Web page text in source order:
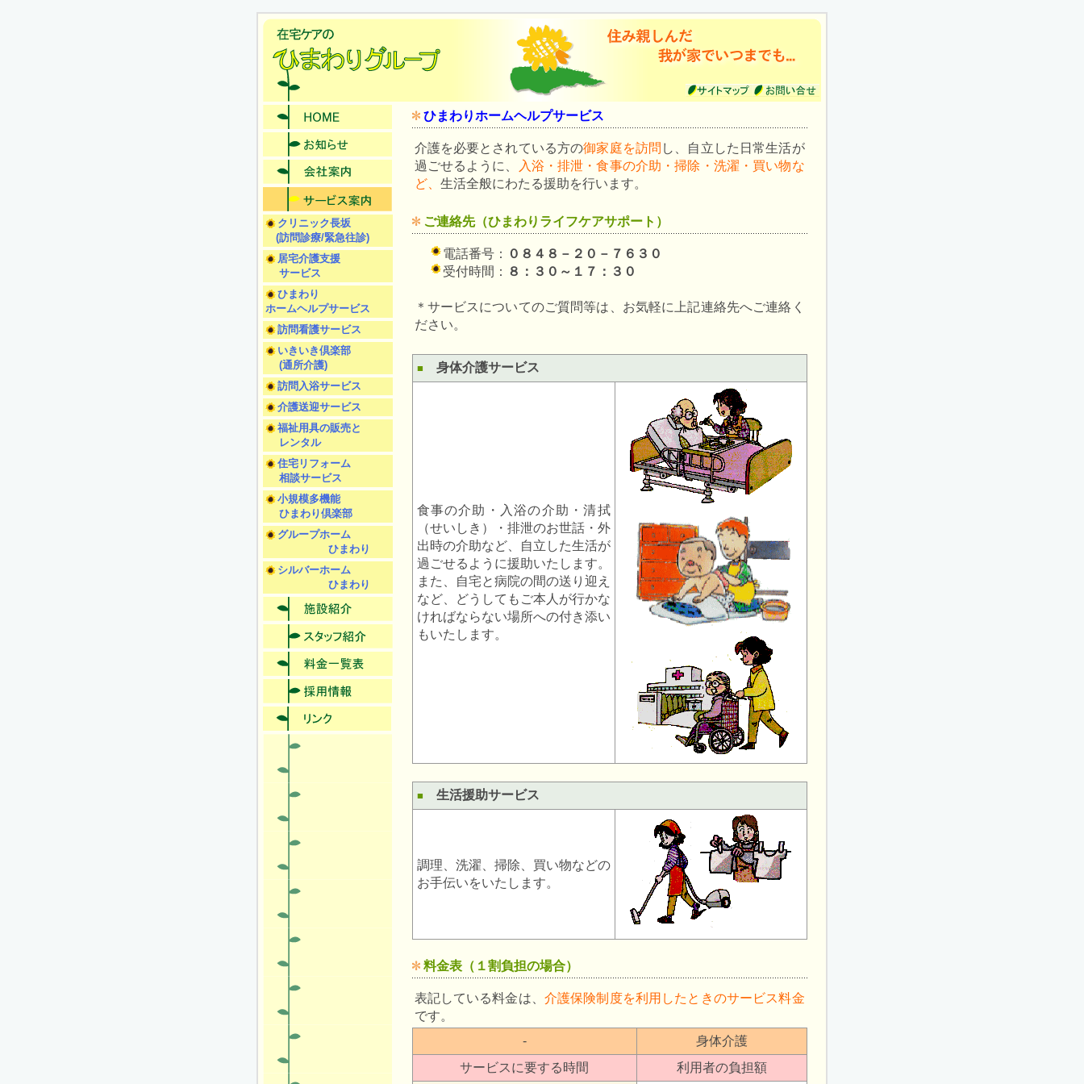
ひまわりホームヘルプサービス
介護を必要とされている方の御家庭を訪問 し、自立した日常生活が
過ごせるように、
入浴・排泄・食事の介助・掃除・洗濯・買い物な
ど、 生活全般にわたる援助を行います。
ご連絡先（ひまわりライフケアサポート）
電話番号：
０８４８－２０－７６３０
受付時間： ８：３０～１７：３０
＊サービスについてのご質問等は、お気軽に上記連絡先へご連絡く
ださい。
■ 身体介護サービス
食事の介助・入浴の介助・清拭
（せいしき）・排泄のお世話・外
出時の介助など、自立した生活が
過ごせるように援助いたします。
また、自宅と病院の間の送り迎え
など、どうしてもご本人が行かな
ければならない場所への付き添い
もいたします。
■ 生活援助サービス
調理、洗濯、掃除、買い物などの
お手伝いをいたします。
料金表（１割負担の場合）
表記している料金は、 介護保険制度を利用したときのサービス料金
です。
-
身体介護
サービスに要する時間
利用者の負担額
クリニック長坂
(訪問診療/緊急往診)
居宅介護支援
サービス
ひまわり
ホームヘルプサービス
訪問看護サービス
いきいき倶楽部
(通所介護)
訪問入浴サービス
介護送迎サービス
福祉用具の販売と
レンタル
住宅リフォーム
相談サービス
小規模多機能
ひまわり倶楽部
グループホーム
ひまわり
シルバーホーム
ひまわり